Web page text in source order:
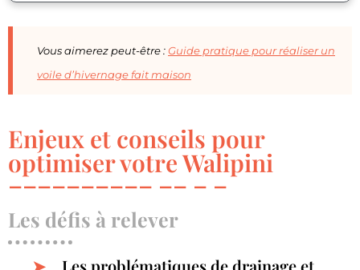
Vous aimerez peut-être :Guide pratique pour réaliser un
voile d’hivernage fait maison
Enjeux et conseils pour
optimiser votre Walipini
Les défis à relever